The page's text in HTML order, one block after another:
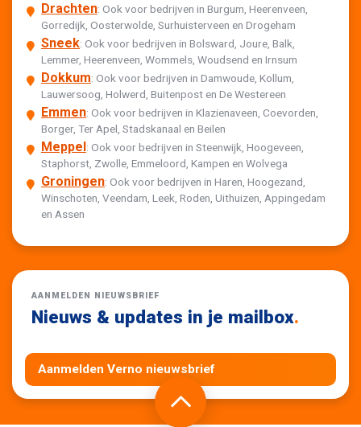
Drachten: Ook voor bedrijven in Burgum, Heerenveen,
Gorredijk, Oosterwolde, Surhuisterveen en Drogeham
Sneek: Ook voor bedrijven in Bolsward, Joure, Balk,
Lemmer, Heerenveen, Wommels, Woudsend en Irnsum
Dokkum: Ook voor bedrijven in Damwoude, Kollum,
Lauwersoog, Holwerd, Buitenpost en De Westereen
Emmen: Ook voor bedrijven in Klazienaveen, Coevorden,
Borger, Ter Apel, Stadskanaal en Beilen
Meppel : Ook voor bedrijven in Steenwijk, Hoogeveen,
Staphorst, Zwolle, Emmeloord, Kampen en Wolvega
Groningen: Ook voor bedrijven in Haren, Hoogezand,
Winschoten, Veendam, Leek, Roden, Uithuizen, Appingedam
en Assen
AANMELDEN NIEUWSBRIEF
Nieuws & updates in je mailbox.
Aanmelden Verno nieuwsbrief